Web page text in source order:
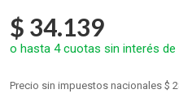
$ 34.139
o hasta 4cuotas sin interés de
Precio sin impuestos nacionales $